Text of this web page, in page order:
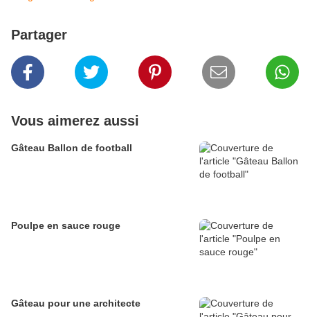
Partager
Vous aimerez aussi
Gâteau Ballon de football
Poulpe en sauce rouge
Gâteau pour une architecte